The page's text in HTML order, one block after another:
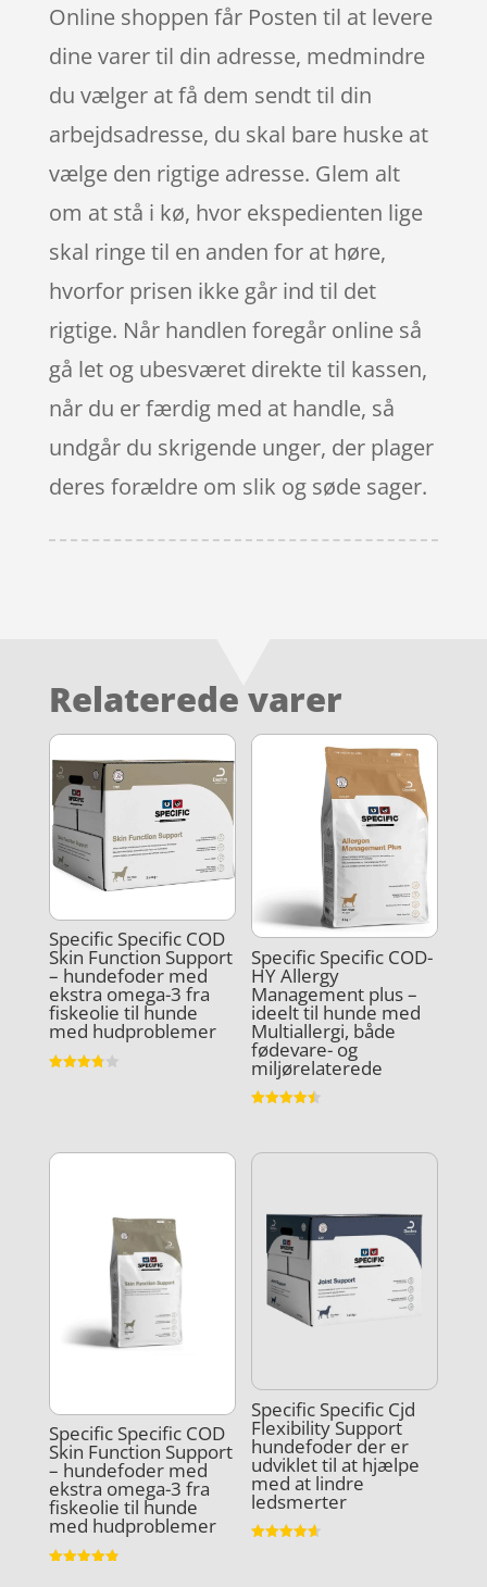
Online shoppen får Posten til at levere
dine varer til din adresse, medmindre
du vælger at få dem sendt til din
arbejdsadresse, du skal bare huske at
vælge den rigtige adresse. Glem alt
om at stå i kø, hvor ekspedienten lige
skal ringe til en anden for at høre,
hvorfor prisen ikke går ind til det
rigtige. Når handlen foregår online så
gå let og ubesværet direkte til kassen,
når du er færdig med at handle, så
undgår du skrigende unger, der plager
deres forældre om slik og søde sager.
Relaterede varer
Specific Specific COD
Skin Function Support
– hundefoder med
ekstra omega-3 fra
fiskeolie til hunde
med hudproblemer
Specific Specific COD-
HY Allergy
Management plus –
ideelt til hunde med
Multiallergi, både
fødevare- og
miljørelaterede
Specific Specific COD
Skin Function Support
– hundefoder med
ekstra omega-3 fra
fiskeolie til hunde
med hudproblemer
Specific Specific Cjd
Flexibility Support
hundefoder der er
udviklet til at hjælpe
med at lindre
ledsmerter